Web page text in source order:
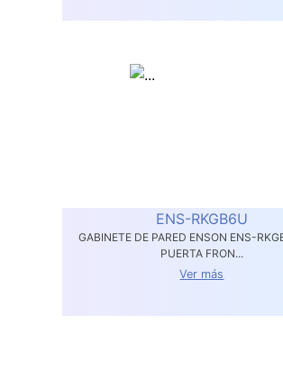
ENS-RKGB6U
GABINETE DE PARED ENSON ENS-
PUERTA FRON...
Ver más